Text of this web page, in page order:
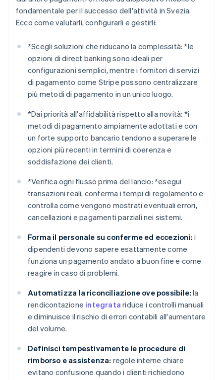
fondamentale per il successo dell'attività in Svezia.
Ecco come valutarli, configurarli e gestirli:
*Scegli soluzioni che riducano la complessità: *le
opzioni di direct banking sono ideali per
configurazioni semplici, mentre i fornitori di servizi
di pagamento come Stripe possono centralizzare
più metodi di pagamento in un unico luogo.
*Dai priorità all'affidabilità rispetto alla novità: *i
metodi di pagamento ampiamente adottati e con
un forte supporto bancario tendono a superare le
opzioni più recenti in termini di coerenza e
soddisfazione dei clienti.
*Verifica ogni flusso prima del lancio: *esegui
transazioni reali, conferma i tempi di regolamento e
controlla come vengono mostrati eventuali errori,
cancellazioni e pagamenti parziali nei sistemi.
Forma il personale su conferme ed eccezioni: i
dipendenti devono sapere esattamente come
funziona un pagamento andato a buon fine e come
reagire in caso di problemi.
Automatizza la riconciliazione ove possibile: la
rendicontazione integrata riduce i controlli manuali
e diminuisce il rischio di errori contabili all'aumentare
del volume.
Definisci tempestivamente le procedure di
rimborso e assistenza: regole interne chiare
evitano confusione quando i clienti richiedono